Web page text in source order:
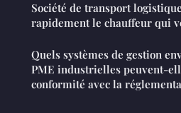
Société de transport
rapidement le chauffeur qui
Quels systèmes de gestion
PME industrielles peuvent-
conformité avec la